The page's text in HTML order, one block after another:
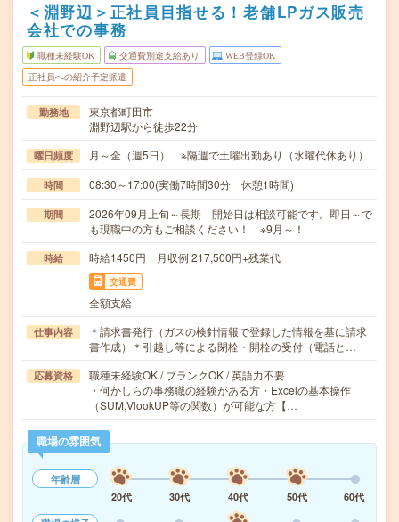
＜淵野辺＞正社員目指せる！老舗LPガス販売
会社での事務
職種未経験OK 交通費別途支給あり WEB登録OK
正社員への紹介予定派遣
勤務地
東京都町田市
淵野辺駅から徒歩22分
曜日頻度 月～金（週5日） ※隔週で土曜出勤あり（水曜代休あり）
時間 08:30～17:00(実働7時間30分 休憩1時間)
期間
2026年09月上旬～長期 開始日は相談可能です。即日～で
も現職中の方もご相談ください！ ※9月～！
時給 時給1450円 月収例 217,500円+残業代
交通費
全額支給
仕事内容
＊請求書発行（ガスの検針情報で登録した情報を基に請求
書作成）＊引越し等による閉栓・開栓の受付（電話と…
応募資格
職種未経験OK / ブランクOK / 英語力不要
・何かしらの事務職の経験がある方・Excelの基本操作
（SUM,VlookUP等の関数）が可能な方【…
職場の雰囲気
年齢層
20代
30代 40代 50代
60代